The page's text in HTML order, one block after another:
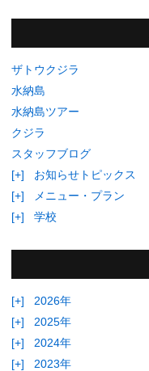
ザトウクジラ
水納島
水納島ツアー
クジラ
スタッフブログ
[+]
お知らせトピックス
[+]
メニュー・プラン
[+]
学校
[+]
2026年
[+]
2025年
[+]
2024年
[+]
2023年